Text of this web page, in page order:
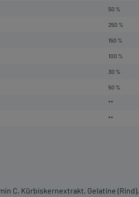
50 %
250 %
150 %
100 %
30 %
50 %
**
**
C, Kürbiskernextrakt, Gelatine (Rind),